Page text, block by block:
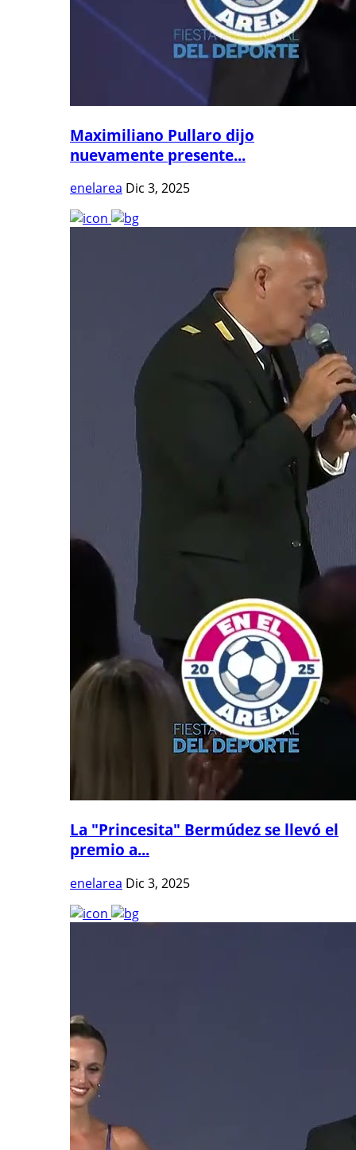
Maximiliano Pullaro dijo
nuevamente presente...
enelarea Dic 3, 2025
La "Princesita" Bermúdez se llevó el
premio a...
enelarea Dic 3, 2025